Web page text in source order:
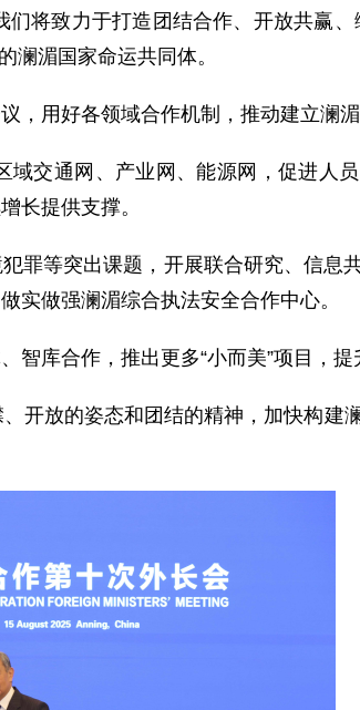
将致力于打造团结合作、开放共赢
澜湄国家命运共同体。
用好各领域合作机制，推动建立澜湄
交通网、产业网、能源网，促进人
长提供支撑。
罪等突出课题，开展联合研究、信息
实做强澜湄综合执法安全合作中心。
库合作，推出更多“小而美”项目，提
开放的姿态和团结的精神，加快构建